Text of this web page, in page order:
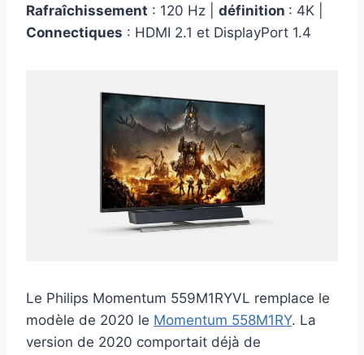
Rafraîchissement : 120 Hz | définition : 4K |
Connectiques : HDMI 2.1 et DisplayPort 1.4
Le Philips Momentum 559M1RYVL remplace le
modèle de 2020 le Momentum 558M1RY. La
version de 2020 comportait déjà de